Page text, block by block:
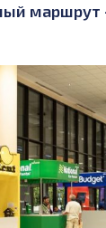
маршрут